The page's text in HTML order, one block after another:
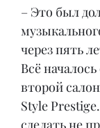
– Это был
через пять
Всё
второй
Style
сделать не